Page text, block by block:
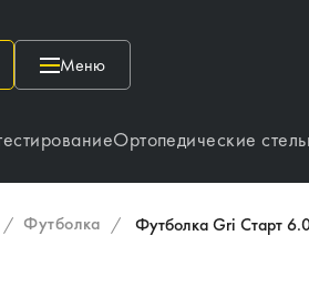
Меню
Ортопедические
/ Футболка / Футболка Gri Старт